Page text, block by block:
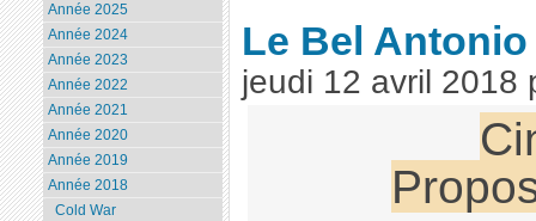
Le Bel
jeudi 12 avril 2018
Année 2025
Année 2024
Année 2023
Année 2022
Année 2021
Année 2020
Année 2019
Année 2018
Cold War